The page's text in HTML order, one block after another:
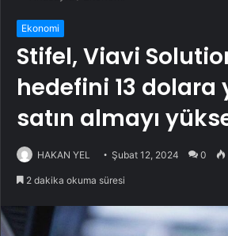
Ekonomi
Stifel, Viavi
hedefini 13 dolara
satın almayı
HAKAN YEL Şubat 12, 2024 0
2 dakika okuma süresi